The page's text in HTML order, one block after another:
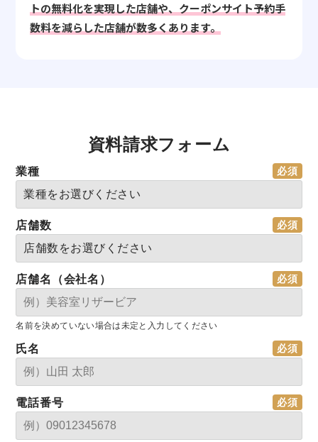
トの無料化を実現した店舗や、クーポンサイト予約手
数料を減らした店舗が数多くあります。
資料請求フォーム
業種
店舗数
店舗名（会社名）
名前を決めていない場合は未定と入力してください
氏名
電話番号